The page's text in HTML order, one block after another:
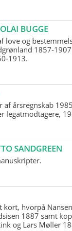
BUGGE
love og
1857-
1913.
årsregnskab
legatmodtagere,
SANDGREEN
kort, hvorpå
1887 samt
og Lars Møller